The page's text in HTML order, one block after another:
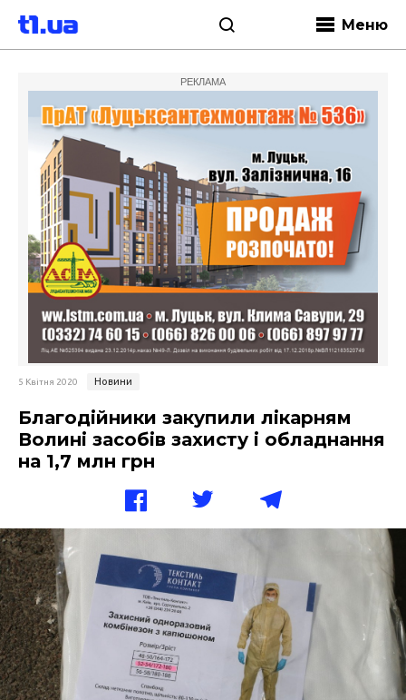
Меню
РЕКЛАМА
5 Квітня 2020 Новини
Благодійники закупили лікарням
Волині засобів захисту і обладнання
на 1,7 млн грн